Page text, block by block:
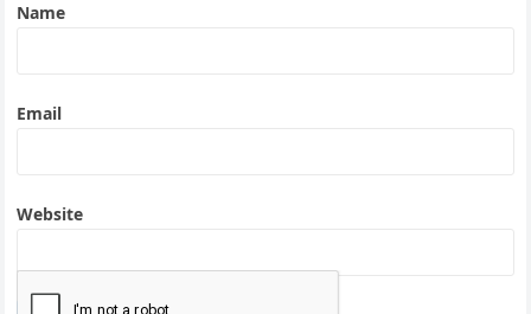
Name
Email
Website